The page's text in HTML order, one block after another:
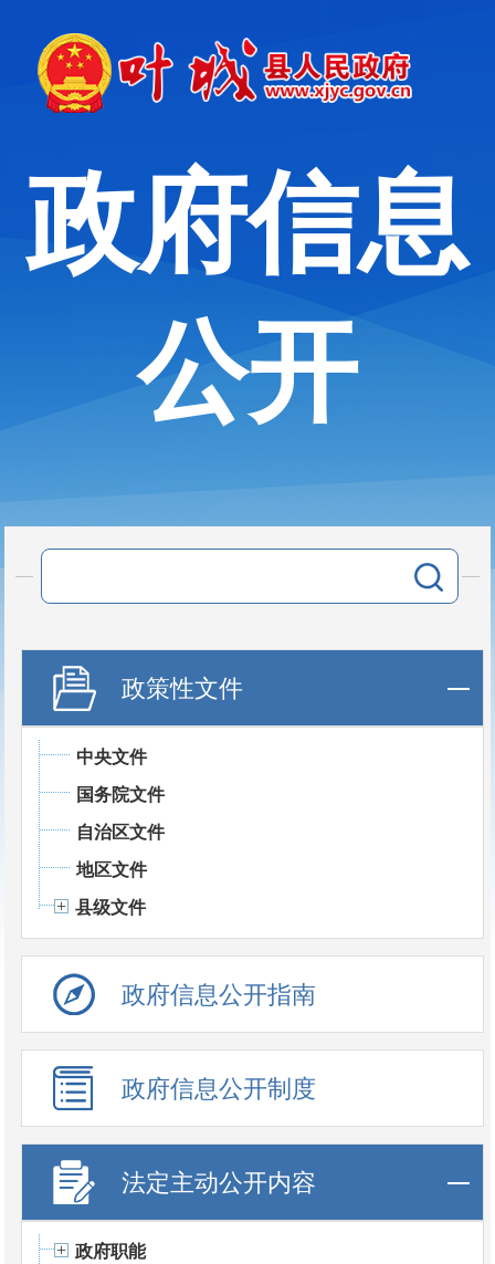
政府信息
公开
政策性文件
中央文件
国务院文件
自治区文件
地区文件
县级文件
政府信息公开指南
政府信息公开制度
法定主动公开内容
政府职能